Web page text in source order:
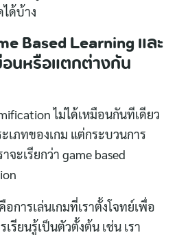
ได้บ้าง
Based Learning และ
นหรือแตกต่างกัน
ไม่ได้เหมือนกันทีเดียว
เภทของเกม แต่กระบวนการ
จะเรียกว่า game based
การเล่นเกมที่เราตั้งโจทย์เพื่อ
เรียนรู้เป็นตัวตั้งต้น เช่น เรา